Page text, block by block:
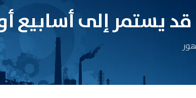
يستمر إلى أسابيع